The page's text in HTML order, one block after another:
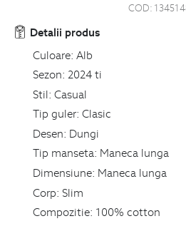
COD:
Detalii produs
Culoare: Alb
Sezon: 2024 ti
Stil: Casual
Tip guler: Clasic
Desen: Dungi
Tip manseta: Maneca lunga
Dimensiune: Maneca lunga
Corp: Slim
Compozitie: 100% cotton